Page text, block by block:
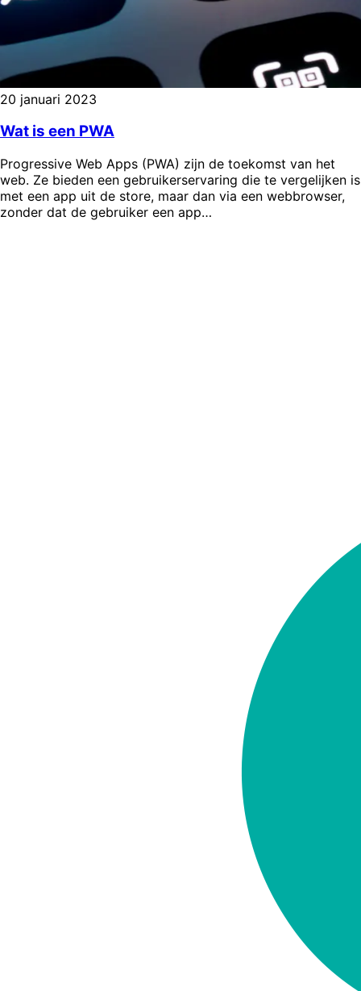
20 januari 2023
Wat is een PWA
Progressive Web Apps (PWA) zijn de toekomst van het
web. Ze bieden een gebruikerservaring die te vergelijken is
met een app uit de store, maar dan via een webbrowser,
zonder dat de gebruiker een app…